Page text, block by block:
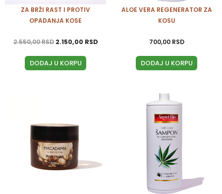
ZA BRŽI RAST I PROTIV
OPADANJA KOSE
2.550,00RSD 2.150,00 RSD
DODAJ U KORPU
ALOE VERA REGENERATOR ZA
KOSU
700,00 RSD
DODAJ U KORPU